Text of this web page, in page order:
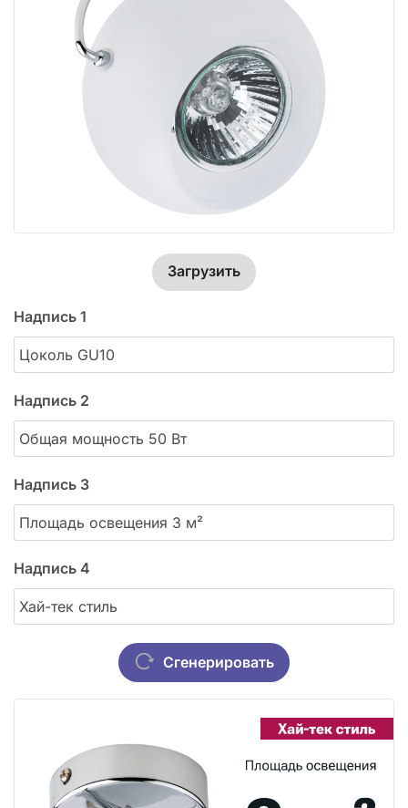
Загрузить
Надпись 1
Надпись 2
Надпись 3
Надпись 4
Сгенерировать